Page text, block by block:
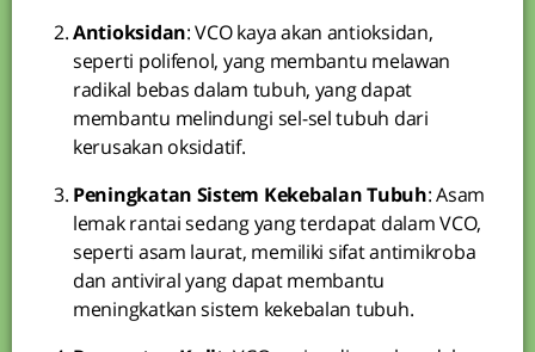
Antioksidan: VCO kaya akan antioksidan,
seperti polifenol, yang membantu melawan
radikal bebas dalam tubuh, yang dapat
membantu melindungi sel-sel tubuh dari
kerusakan oksidatif.
Peningkatan Sistem Kekebalan Tubuh: Asam
lemak rantai sedang yang terdapat dalam VCO,
seperti asam laurat, memiliki sifat antimikroba
dan antiviral yang dapat membantu
meningkatkan sistem kekebalan tubuh.